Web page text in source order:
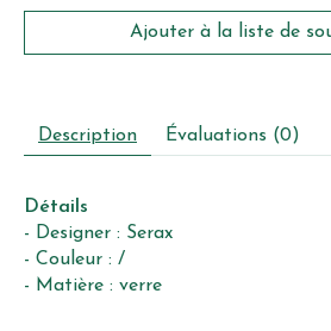
Ajouter à la liste de
Description Évaluations (0)
Détails
- Designer : Serax
- Couleur : /
- Matière : verre